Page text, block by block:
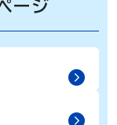
ージ